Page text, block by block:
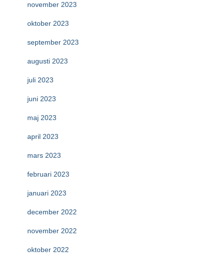
november 2023
oktober 2023
september 2023
augusti 2023
juli 2023
juni 2023
maj 2023
april 2023
mars 2023
februari 2023
januari 2023
december 2022
november 2022
oktober 2022